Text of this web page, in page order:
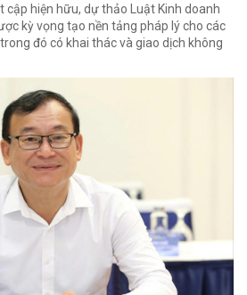
cập hiện hữu, dự thảo Luật Kinh doanh
kỳ vọng tạo nền tảng pháp lý cho các
đó có khai thác và giao dịch không